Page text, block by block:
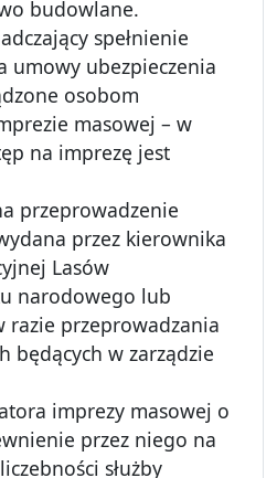
budowlane.
spełnienie
umowy ubezpieczenia
osobom
masowej – w
na imprezę jest
przeprowadzenie
przez kierownika
Lasów
narodowego lub
razie przeprowadzania
będących w zarządzie
imprezy masowej o
przez niego na
służby